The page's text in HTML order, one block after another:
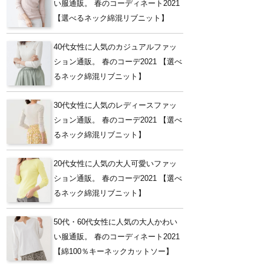
い服通販。 春のコーディネート2021
【選べるネック綿混リブニット】
40代女性に人気のカジュアルファッ
ション通販。 春のコーデ2021 【選べ
るネック綿混リブニット】
30代女性に人気のレディースファッ
ション通販。 春のコーデ2021 【選べ
るネック綿混リブニット】
20代女性に人気の大人可愛いファッ
ション通販。 春のコーデ2021 【選べ
るネック綿混リブニット】
50代・60代女性に人気の大人かわい
い服通販。 春のコーディネート2021
【綿100％キーネックカットソー】